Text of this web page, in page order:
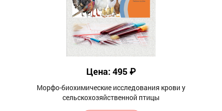
Цена: 495 ₽
Морфо-биохимические исследования крови у
сельскохозяйственной птицы